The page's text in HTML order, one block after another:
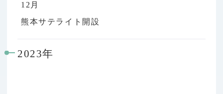
12月
熊本サテライト開設
2023年